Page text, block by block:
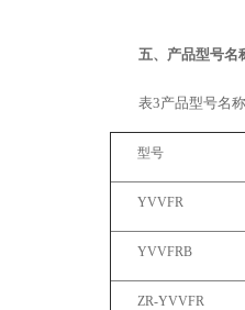
五、产品型号名
表3产品型号名称
型号
YVVFR
YVVFRB
ZR-YVVFR